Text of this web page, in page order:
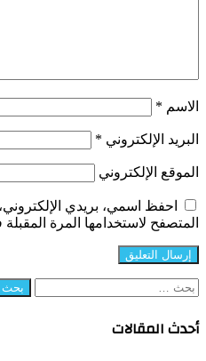
الاسم *
البريد الإلكتروني *
الموقع الإلكتروني
احفظ اسمي، بريدي
المتصفح لاستخدامها المرة
البحث
أحدث المقالات